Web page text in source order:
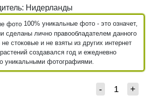
Нидерланды
100% уникальные фото - это означет,
сделаны лично правообладателем данного
стоковые и не взяты из других интернет
создавался год и ежедневно
уникальными фотографиями.
- +